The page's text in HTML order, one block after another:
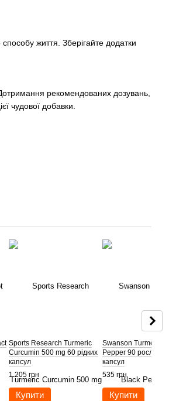
життя. Зберігайте додатки
рекомендованих дозувань,
чудової добавки.
Sports Research Turmeric
Curcumin 500 mg 60 рідких
капсул
1 205 грн
Купити
Swanson Turmeric
Pepper 90
капсул
535 грн
Купити